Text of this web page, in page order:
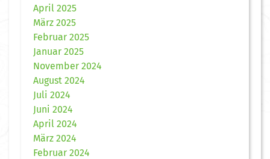
April 2025
März 2025
Februar 2025
Januar 2025
November 2024
August 2024
Juli 2024
Juni 2024
April 2024
März 2024
Februar 2024